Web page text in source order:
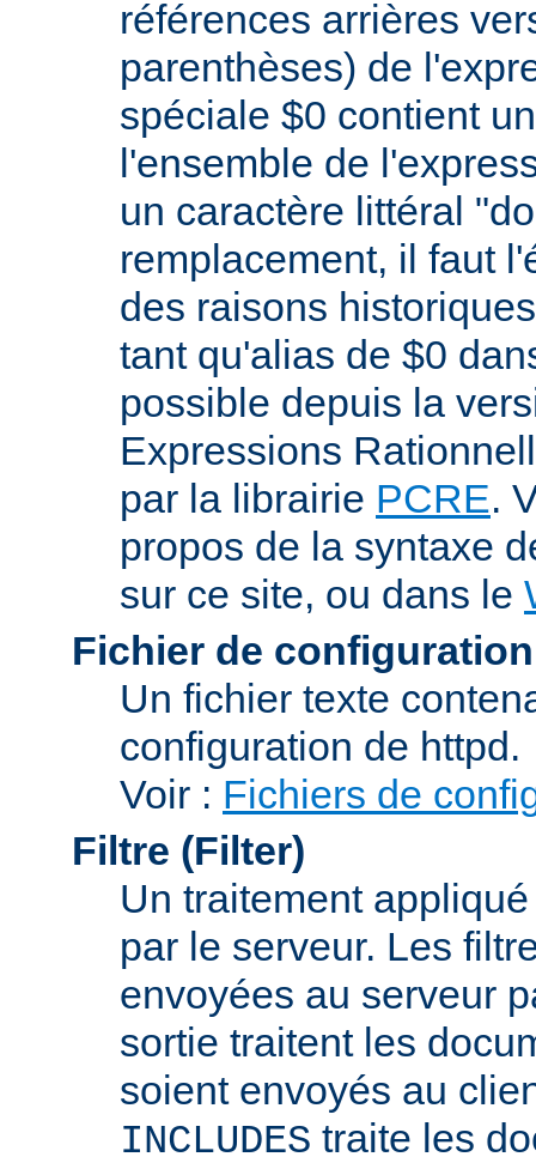
références arrières
parenthèses) de
spéciale $0 contient
l'ensemble de
un caractère littéral
remplacement, il faut
des raisons
tant qu'alias de $0
possible depuis la
Expressions
par la librairie PCRE.
propos de la syntaxe
sur ce site, ou dans le
Fichier de
Un fichier texte
configuration de httpd.
Voir : Fichiers de
Filtre (Filter)
Un traitement
par le serveur. Les
envoyées au serveur
sortie traitent les
soient envoyés au
INCLUDES traite les